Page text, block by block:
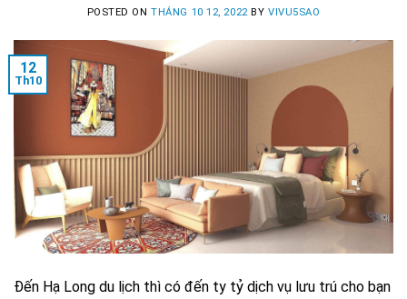
POSTED ONTHÁNG 10 12, 2022 BY VIVU5SAO
12
Th10
Đến Hạ Long du lịch thì có đến ty tỷ dịch vụ lưu trú cho bạn